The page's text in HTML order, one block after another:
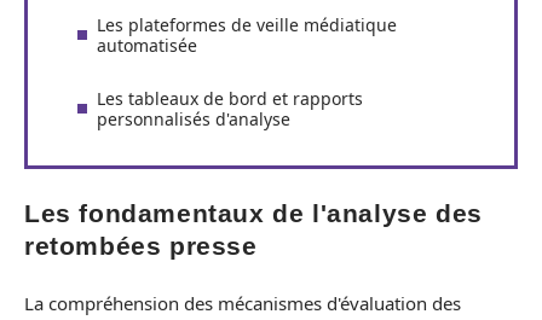
Les plateformes de veille médiatique
automatisée
Les tableaux de bord et rapports
personnalisés d'analyse
Les fondamentaux de l'analyse des
retombées presse
La compréhension des mécanismes d'évaluation des